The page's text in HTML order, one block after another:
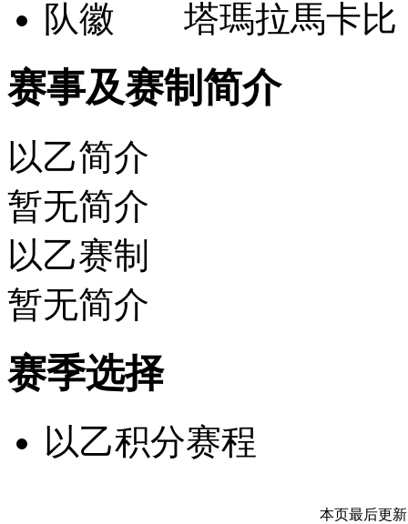
塔瑪拉馬卡比
赛事及赛制简介
以乙简介
暂无简介
以乙赛制
暂无简介
赛季选择
以乙积分赛程
本页最后更新